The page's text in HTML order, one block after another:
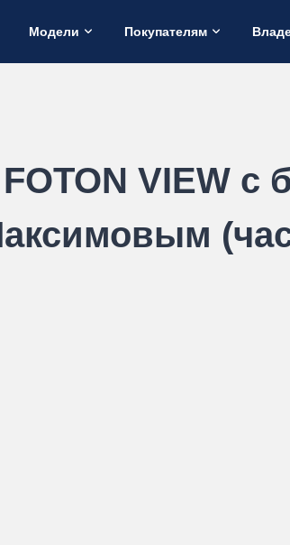
Модели Покупателям
VIEW